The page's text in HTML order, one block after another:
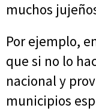
muchos
Por ejemplo,
que si no lo
nacional y
municipios